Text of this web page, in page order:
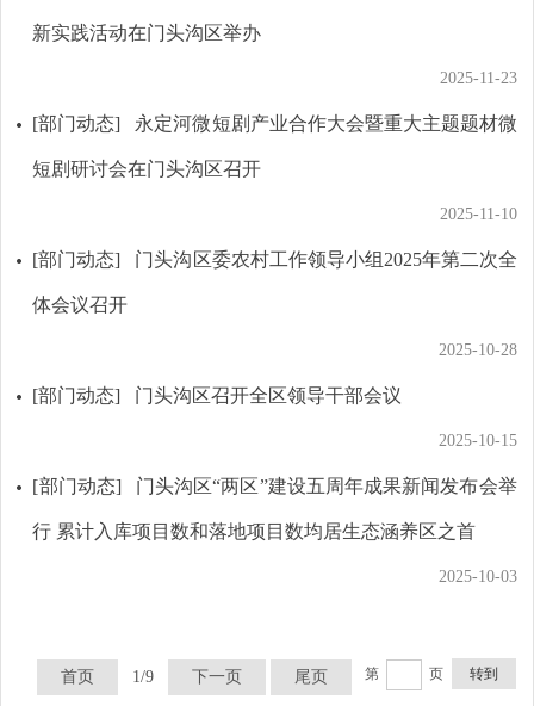
新实践活动在门头沟区举办
2025-11-23
[部门动态] 永定河微短剧产业合作大会暨重大主题题材微
短剧研讨会在门头沟区召开
2025-11-10
[部门动态] 门头沟区委农村工作领导小组2025年第二次全
体会议召开
2025-10-28
[部门动态] 门头沟区召开全区领导干部会议
2025-10-15
[部门动态] 门头沟区“两区”建设五周年成果新闻发布会举
行 累计入库项目数和落地项目数均居生态涵养区之首
2025-10-03
首页 1/9 下一页 尾页 第 页 转到